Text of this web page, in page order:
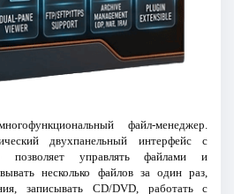
файл-менеджер.
двухпанельный интерфейс с
позволяет управлять файлами и
несколько файлов за один раз,
записывать CD/DVD, работать с